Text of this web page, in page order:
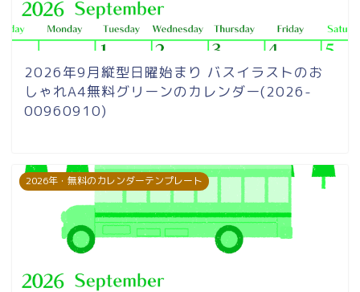
2026年9月縦型日曜始まり バスイラストのお
しゃれA4無料グリーンのカレンダー(2026-
00960910)
2026年・無料のカレンダーテンプレート